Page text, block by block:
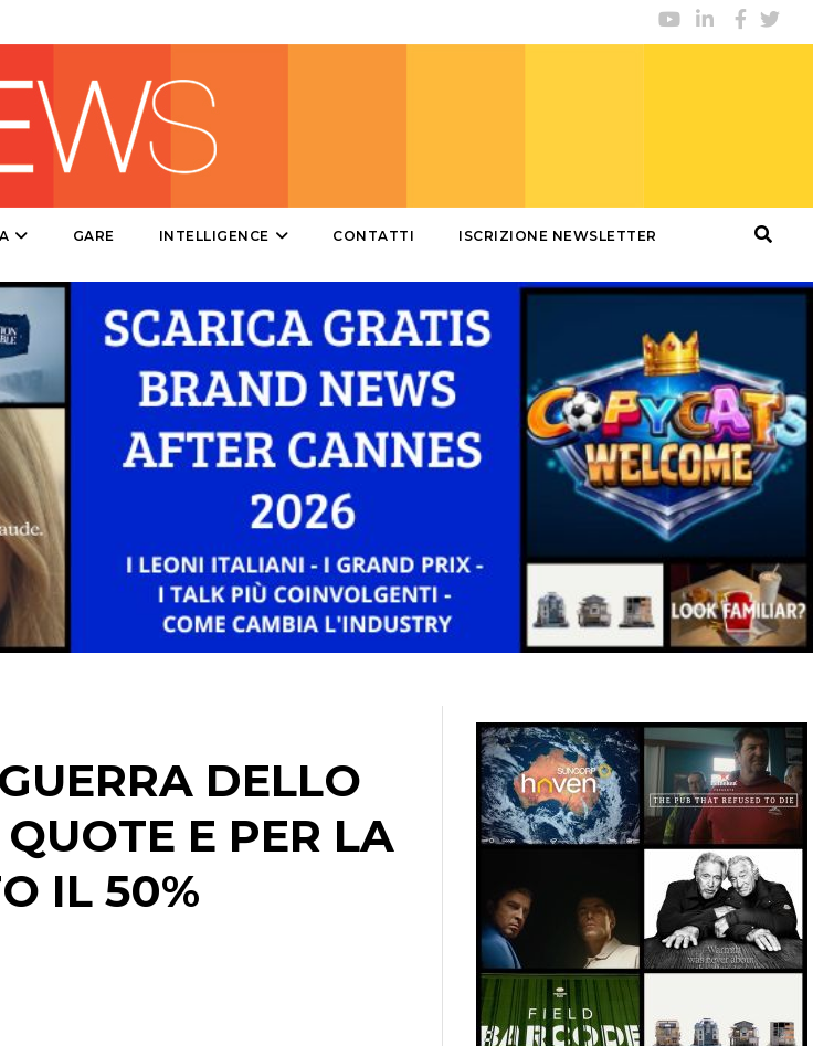
GARE INTELLIGENCE CONTATTI ISCRIZIONE NEWSLETTER
DELLO
E PER LA
IL 50%